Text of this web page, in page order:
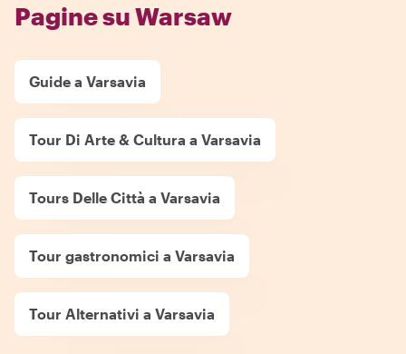
Pagine su Warsaw
Guide a Varsavia
Tour Di Arte & Cultura a Varsavia
Tours Delle Città a Varsavia
Tour gastronomici a Varsavia
Tour Alternativi a Varsavia